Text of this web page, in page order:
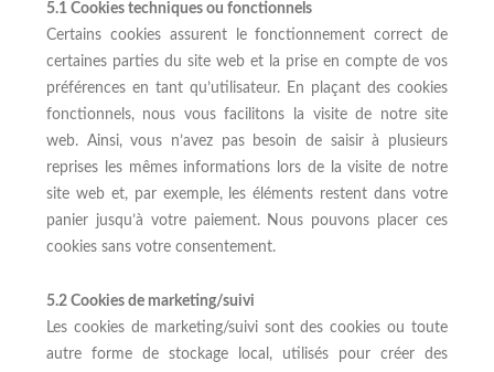
5.1 Cookies techniques ou fonctionnels
Certains cookies assurent le fonctionnement correct de
certaines parties du site web et la prise en compte de vos
préférences en tant qu’utilisateur. En plaçant des cookies
fonctionnels, nous vous facilitons la visite de notre site
web. Ainsi, vous n’avez pas besoin de saisir à plusieurs
reprises les mêmes informations lors de la visite de notre
site web et, par exemple, les éléments restent dans votre
panier jusqu’à votre paiement. Nous pouvons placer ces
cookies sans votre consentement.
5.2 Cookies de marketing/suivi
Les cookies de marketing/suivi sont des cookies ou toute
autre forme de stockage local, utilisés pour créer des